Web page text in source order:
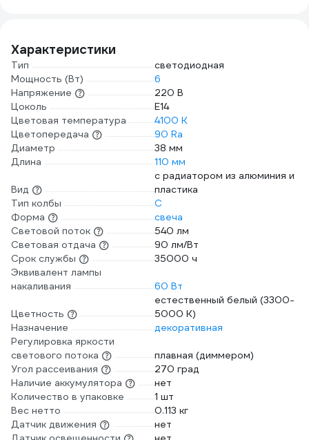
Характеристики
Тип
светодиодная
Мощность (Вт)
6
Напряжение
220 В
Цоколь
E14
Цветовая температура
4100 К
Цветопередача
90 Ra
Диаметр
38 мм
Длина
110 мм
Вид
с радиатором из алюминия и
пластика
Тип колбы
C
Форма
свеча
Световой поток
540 лм
Световая отдача
90 лм/Вт
Срок службы
35000 ч
Эквивалент лампы
накаливания
60 Вт
Цветность
естественный белый (3300-
5000 К)
Назначение
декоративная
Регулировка яркости
светового потока
плавная (диммером)
Угол рассеивания
270 град
Наличие аккумулятора
нет
Количество в упаковке
1 шт
Вес нетто
0.113 кг
Датчик движения
нет